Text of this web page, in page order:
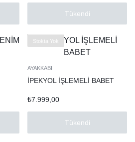
Tükendi
Stokta Yok
AYAKKABI
İPEKYOL İŞLEMELİ BABET
₺7.999,00
Tükendi